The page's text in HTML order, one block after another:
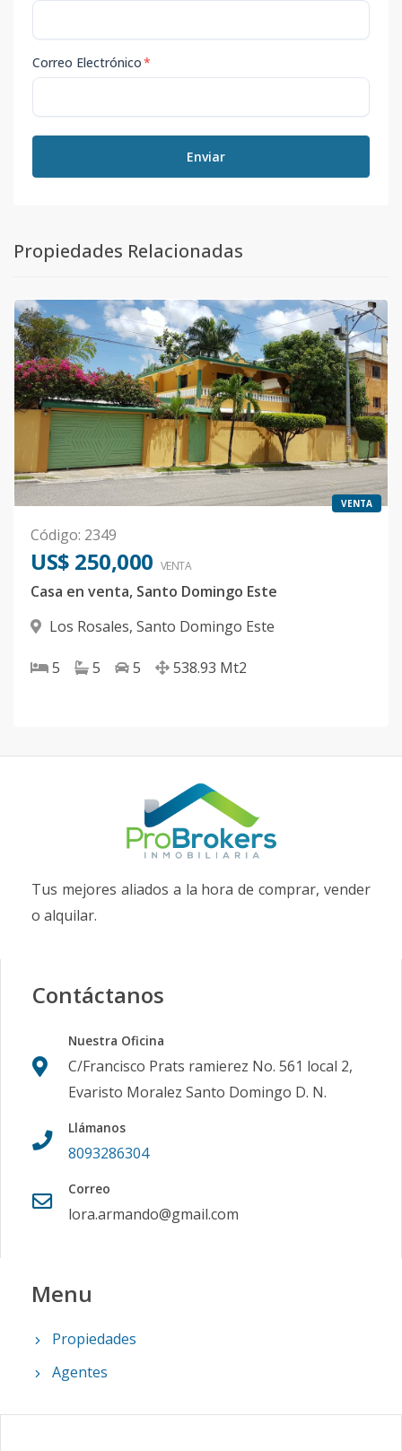
Correo Electrónico*
Enviar
Propiedades Relacionadas
VENTA
Código: 2349
US$ 250,000 VENTA
Casa en venta, Santo Domingo Este
Los Rosales, Santo Domingo Este
5 5 5 538.93 Mt2
Tus mejores aliados a la hora de comprar, vender
o alquilar.
Contáctanos
Nuestra Oficina
C/Francisco Prats ramierez No. 561 local 2,
Evaristo Moralez Santo Domingo D. N.
Llámanos
8093286304
Correo
lora.armando@gmail.com
Menu
Propiedades
Agentes